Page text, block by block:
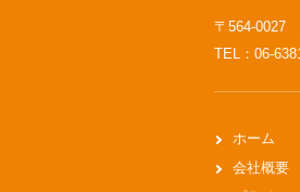
〒564-0027
TEL：06-
ホーム
会社概要